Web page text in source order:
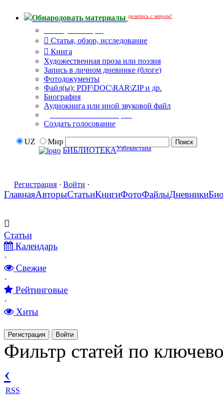
Обнародовать материалы делитесь с миром!
Статья, обзор, исследование
Книга
Художественная проза или поэзия
Запись в личном дневнике (блоге)
Фотодокументы
Файл(ы): PDF\DOC\RAR\ZIP и др.
Биография
Аудиокнига или иной звуковой файл
Создать голосование
UZ
Мир
БИБЛИОТЕКАУзбекистана
Регистрация · Войти ·
ГлавнаяАвторыСтатьиКнигиФотоФайлыДневники
Статьи
Календарь
·
Свежие
·
Рейтинговые
·
Хиты
Регистрация Войти
Фильтр статей по
‹
RSS